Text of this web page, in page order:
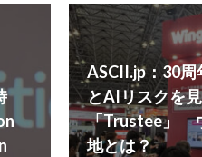
ASCII.jp：30
とAIリスクを
「Trustee」
地とは？